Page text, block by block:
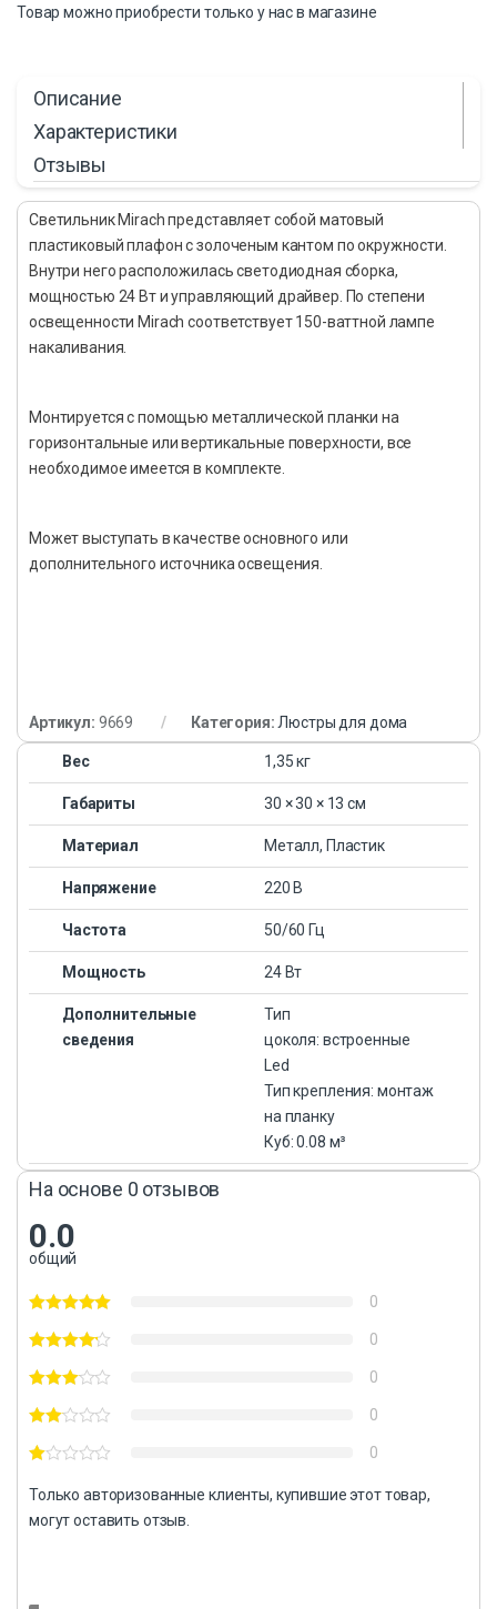
Товар можно приобрести только у нас в магазине
Описание
Характеристики
Отзывы
Светильник Mirach представляет собой матовый
пластиковый плафон с золоченым кантом по окружности.
Внутри него расположилась светодиодная сборка,
мощностью 24 Вт и управляющий драйвер. По степени
освещенности Mirach соответствует 150-ваттной лампе
накаливания.
Монтируется с помощью металлической планки на
горизонтальные или вертикальные поверхности, все
необходимое имеется в комплекте.
Может выступать в качестве основного или
дополнительного источника освещения.
Артикул: 9669 Категория: Люстры для дома
Вес 1,35 кг
Габариты 30 × 30 × 13 см
Материал Металл, Пластик
Напряжение 220 В
Частота 50/60 Гц
Мощность 24 Вт
Дополнительные
сведения
Тип
цоколя: встроенные
Led
Тип крепления: монтаж
на планку
Куб: 0.08 м³
На основе 0 отзывов
0.0
общий
0
0
0
0
0
Только авторизованные клиенты, купившие этот товар,
могут оставить отзыв.